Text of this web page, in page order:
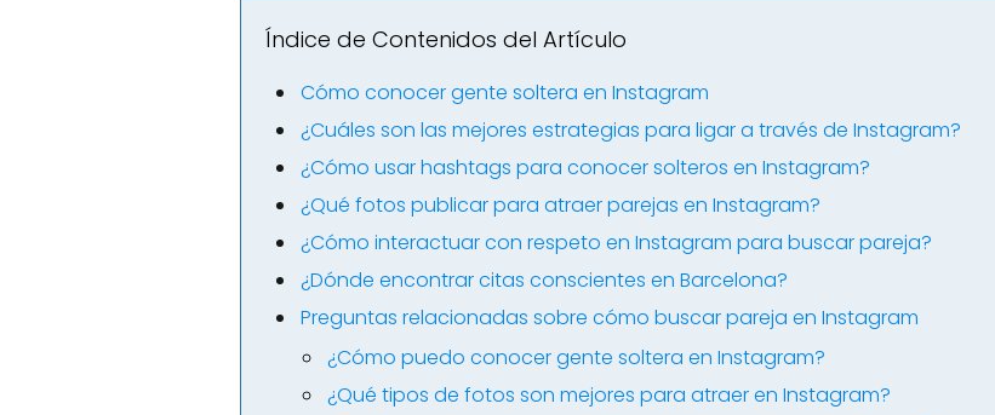
Índice de Contenidos del Artículo
Cómo conocer gente soltera en Instagram
¿Cuáles son las mejores estrategias para ligar a través de Instagram?
¿Cómo usar hashtags para conocer solteros en Instagram?
¿Qué fotos publicar para atraer parejas en Instagram?
¿Cómo interactuar con respeto en Instagram para buscar pareja?
¿Dónde encontrar citas conscientes en Barcelona?
Preguntas relacionadas sobre cómo buscar pareja en Instagram
¿Cómo puedo conocer gente soltera en Instagram?
¿Qué tipos de fotos son mejores para atraer en Instagram?